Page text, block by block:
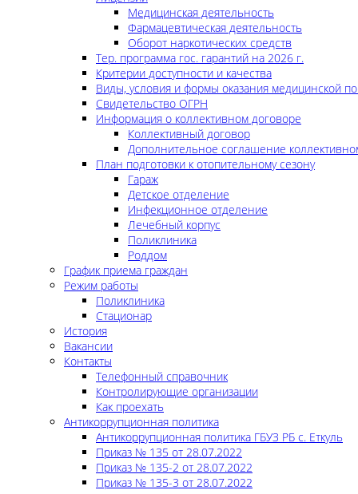
Медицинская деятельность
Фармацевтическая деятельность
Оборот наркотических средств
Тер. программа гос. гарантий на 2026 г.
Критерии доступности и качества
Виды, условия и формы оказания медицинской
Свидетельство ОГРН
Информация о коллективном договоре
Коллективный договор
Дополнительное соглашение
План подготовки к отопительному сезону
Гараж
Детское отделение
Инфекционное отделение
Лечебный корпус
Поликлиника
Роддом
График приема граждан
Режим работы
Поликлиника
Стационар
История
Вакансии
Контакты
Телефонный справочник
Контролирующие организации
Как проехать
Антикоррупционная политика
Антикоррупционная политика ГБУЗ РБ с. Еткуль
Приказ № 135 от 28.07.2022
Приказ № 135-2 от 28.07.2022
Приказ № 135-3 от 28.07.2022